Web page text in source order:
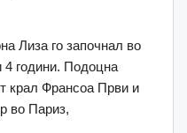
Лиза го започнал во
4 години. Подоцна
крал Франсоа Први и
во Париз,